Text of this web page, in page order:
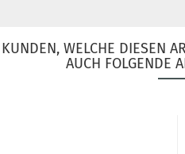
KUNDEN, WELCHE DIESEN
AUCH FOLGENDE